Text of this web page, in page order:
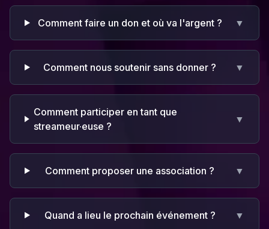
Comment faire un don et où va l'argent ? ▼
Comment nous soutenir sans donner ? ▼
Comment participer en tant que
streameur·euse ?
▼
Comment proposer une association ? ▼
Quand a lieu le prochain événement ? ▼